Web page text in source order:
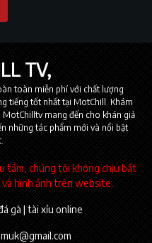
TV
toàn miễn phí với chất lượng
tiếng tốt nhất tại MotChill. Khám
mang đến cho khán giả
những tác phẩm mới và nổi bật
tầm, chúng tôi không chịu bất
và hình ảnh trên website.
gà | tài xỉu online